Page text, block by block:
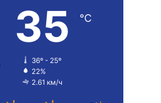
35 ℃
36º - 25º
22%
2.61 км/ч